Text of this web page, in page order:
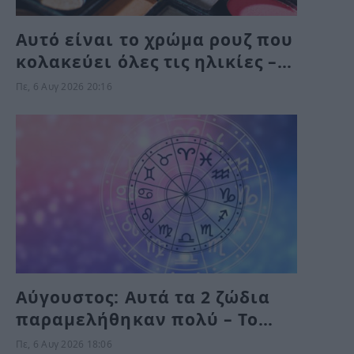
Αυτό είναι το χρώμα ρουζ που
κολακεύει όλες τις ηλικίες –
Δεν περιμένει κανείς ότι
Πε, 6 Αυγ 2026 20:16
Αύγουστος: Αυτά τα 2 ζώδια
παραμελήθηκαν πολύ – Το
Σύμπαν τους δίνει τύχη το
Πε, 6 Αυγ 2026 18:06